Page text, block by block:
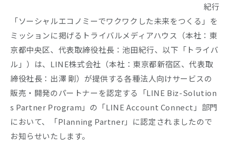
Company
Recruit
紀行
「ソーシャルエコノミーでワクワクした未来をつくる」を
ミッションに掲げるトライバルメディアハウス（本社：東
京都中央区、代表取締役社長：池田紀行、以下「トライバ
ル」）は、LINE株式会社（本社：東京都新宿区、代表取
締役社長：出澤 剛）が提供する各種法人向けサービスの
販売・開発のパートナーを認定する「LINE Biz-Solution
s Partner Program」の「LINE Account Connect」部門
において、「Planning Partner」に認定されましたので
お知らせいたします。